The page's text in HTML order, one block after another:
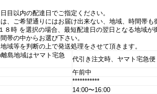
目以内の配達日でご指定ください。
、ご希望通りにはお届け出来ない、地域、時間帯も
を選択の場合、最短配達日の翌日となる地域が
帯の中からお選び下さい。
を判断の上で発送処理をさせて頂きます。
島地域はヤマト宅急
代引き注文時、ヤマト宅急便
午前中
***********
14:00〜16:00